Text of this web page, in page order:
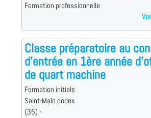
Formation professionnelle
Classe préparatoire au
d'entrée en 1ère année
de quart machine
Formation initiale
Saint-Malo cedex
(35) -